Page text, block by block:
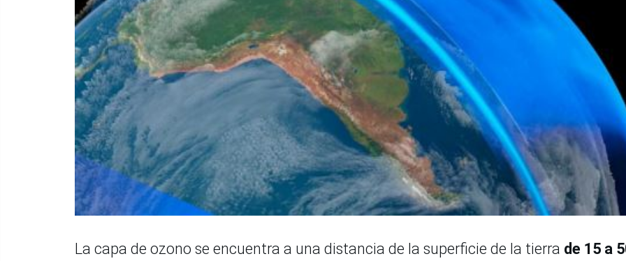
La capa de ozono se encuentra a una distancia de la superficie de la tierra de 15 a